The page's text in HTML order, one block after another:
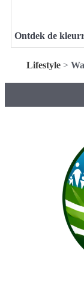
Ontdek de
Lifestyle >